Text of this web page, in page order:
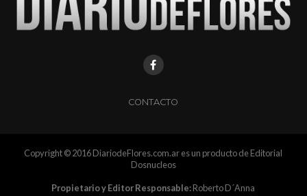
CONTACTO
Copyright © 2016 DiariodeFlores.com.ar es un producto de Editorial
Dosnucleos
Propietario y Editor Responsable:Roberto D´Anna